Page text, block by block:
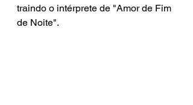
traindo o intérprete de "Amor de Fim
de Noite".